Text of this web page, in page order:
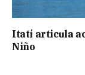
Itatí articula
Niño